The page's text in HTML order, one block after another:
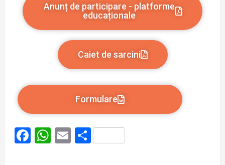
Anunț de participare - platforme
educaționale
Caiet de sarcini
Formulare
Facebook
WhatsApp
EmailPartajează